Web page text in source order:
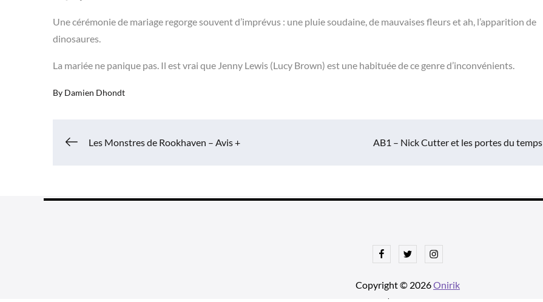
Une cérémonie de mariage regorge souvent d’imprévus : une pluie soudaine, de mauvaises fleurs et ah, l’apparition de
dinosaures.
La mariée ne panique pas. Il est vrai que Jenny Lewis (Lucy Brown) est une habituée de ce genre d’inconvénients.
By Damien Dhondt
Navigation
Les Monstres de Rookhaven – Avis + AB1 – Nick Cutter et les portes du temps
FacebookTwitterInstagram
Copyright © 2026Onirik